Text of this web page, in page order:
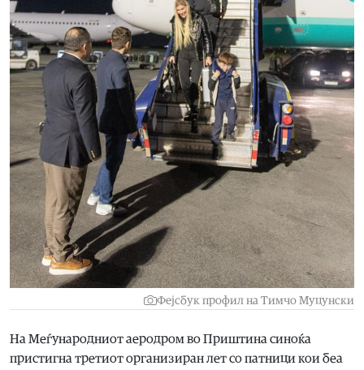
Фејсбук профил на Тимчо Муцунски
На Меѓународниот аеродром во Приштина синоќа
пристигна третиот организиран лет со патници кои беа